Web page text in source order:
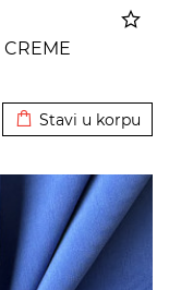
CREME
Stavi u korpu